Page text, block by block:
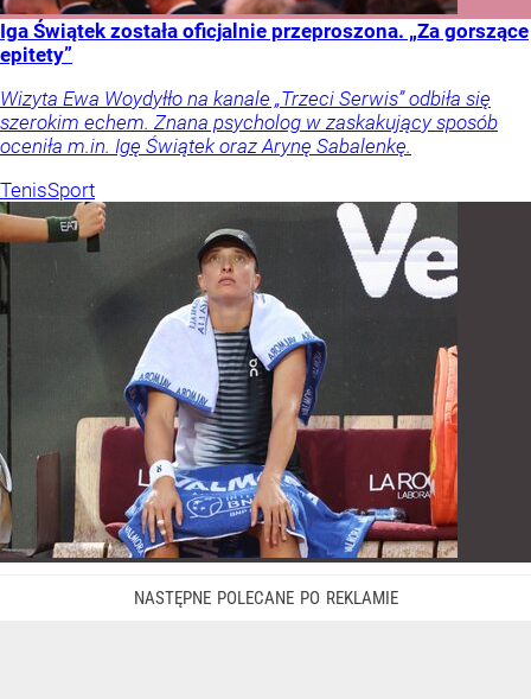
Iga Świątek została oficjalnie przeproszona. „Za gorszące
epitety”
Wizyta Ewa Woydyłło na kanale „Trzeci Serwis” odbiła się
szerokim echem. Znana psycholog w zaskakujący sposób
oceniła m.in. Igę Świątek oraz Arynę Sabalenkę.
TenisSport